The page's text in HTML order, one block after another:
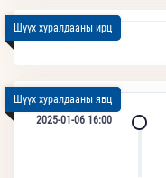
Шүүх хуралдааны ирц
Шүүх хуралдааны явц
2025-01-06 16:00